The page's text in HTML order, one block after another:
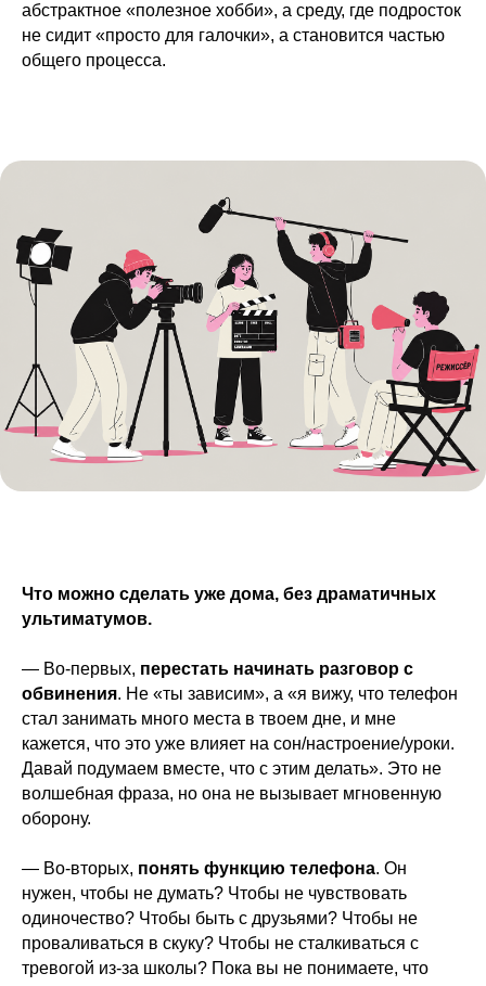
абстрактное «полезное хобби», а среду, где подросток
не сидит «просто для галочки», а становится частью
общего процесса.
Что можно сделать уже дома, без драматичных
ультиматумов.
— Во-первых, перестать начинать разговор с
обвинения. Не «ты зависим», а «я вижу, что телефон
стал занимать много места в твоем дне, и мне
кажется, что это уже влияет на сон/настроение/уроки.
Давай подумаем вместе, что с этим делать». Это не
волшебная фраза, но она не вызывает мгновенную
оборону.
— Во-вторых, понять функцию телефона. Он
нужен, чтобы не думать? Чтобы не чувствовать
одиночество? Чтобы быть с друзьями? Чтобы не
проваливаться в скуку? Чтобы не сталкиваться с
тревогой из-за школы? Пока вы не понимаете, что